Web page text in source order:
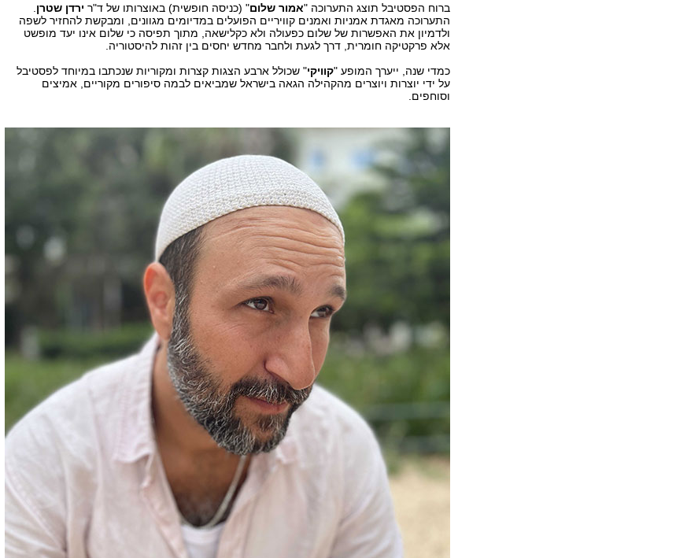
ברוח הפסטיבל תוצג התערוכה "אמור שלום" (כניסה חופשית) באוצרותו של ד"ר ירדן שטרן
התערוכה מאגדת אמניות ואמנים קוויריים הפועלים במדיומים מגוונים, ומבקשת להחזיר לשפה
ולדמיון את האפשרות של שלום כפעולה ולא כקלישאה, מתוך תפיסה כי שלום אינו יעד מופשט
אלא פרקטיקה חומרית, דרך לגעת ולחבר מחדש יחסים בין זהות להיסטוריה.
כמדי שנה, ייערך המופע "קוויקי" שכולל ארבע הצגות קצרות ומקוריות שנכתבו במיוחד לפסטיבל
על ידי יוצרות ויוצרים מהקהילה הגאה בישראל שמביאים לבמה סיפורים מקוריים, אמיצים
וסוחפים.